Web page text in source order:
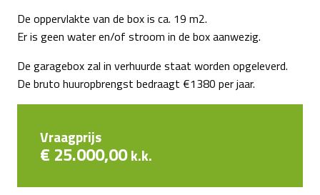
De oppervlakte van de box is ca. 19 m2.
Er is geen water en/of stroom in de box aanwezig.
De garagebox zal in verhuurde staat worden opgeleverd.
De bruto huuropbrengst bedraagt €1380 per jaar.
Vraagprijs
€ 25.000,00k.k.